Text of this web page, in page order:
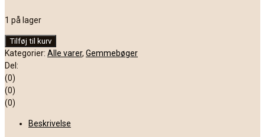
1 på lager
Gemmebog
Jonas
Lie
antal
Tilføj til kurv
Kategorier: Alle varer, Gemmebøger
Del:
(0)
(0)
(0)
Beskrivelse